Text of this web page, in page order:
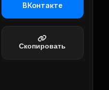
ВКонтакте
Скопировать